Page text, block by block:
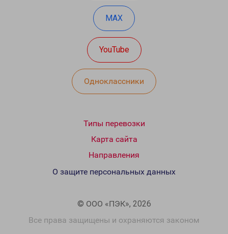
MAX
YouTube
Одноклассники
Типы перевозки
Карта сайта
Направления
© ООО «ПЭК», 2026
Все права защищены и охраняются законом
О защите персональных данных